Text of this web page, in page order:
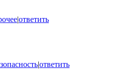
|ответить
|ответить